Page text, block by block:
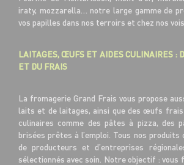
iraty, mozzarella… notre large gamme de
vos papilles dans nos terroirs et chez nos
LAITAGES, ŒUFS ET AIDES CULINAIRES :
ET DU FRAIS
La fromagerie Grand Frais vous propose
laits et de laitages, ainsi que des œufs frais
culinaires comme des pâtes à pizza, des
brisées prêtes à l’emploi. Tous nos
de producteurs et d’entreprises
sélectionnés avec soin. Notre objectif : vous